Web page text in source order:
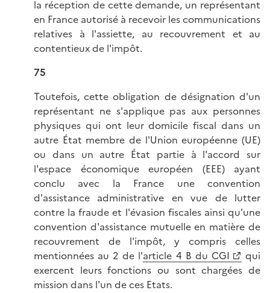
la réception de cette demande, un représentant
en France autorisé à recevoir les communications
relatives à l'assiette, au recouvrement et au
contentieux de l'impôt.
75
Toutefois, cette obligation de désignation d'un
représentant ne s'applique pas aux personnes
physiques qui ont leur domicile fiscal dans un
autre État membre de l'Union européenne (UE)
ou dans un autre État partie à l'accord sur
l'espace économique européen (EEE) ayant
conclu avec la France une convention
d'assistance administrative en vue de lutter
contre la fraude et l'évasion fiscales ainsi qu'une
convention d'assistance mutuelle en matière de
recouvrement de l'impôt, y compris celles
mentionnées au 2 de l'article 4 B du CGI
qui
exercent leurs fonctions ou sont chargées de
mission dans l'un de ces Etats.